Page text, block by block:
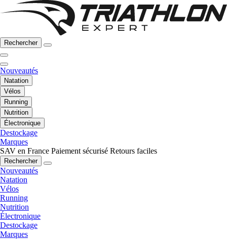
Rechercher
Nouveautés
Natation
Vélos
Running
Nutrition
Électronique
Destockage
Marques
SAV en France Paiement sécurisé Retours faciles
Rechercher
Nouveautés
Natation
Vélos
Running
Nutrition
Électronique
Destockage
Marques